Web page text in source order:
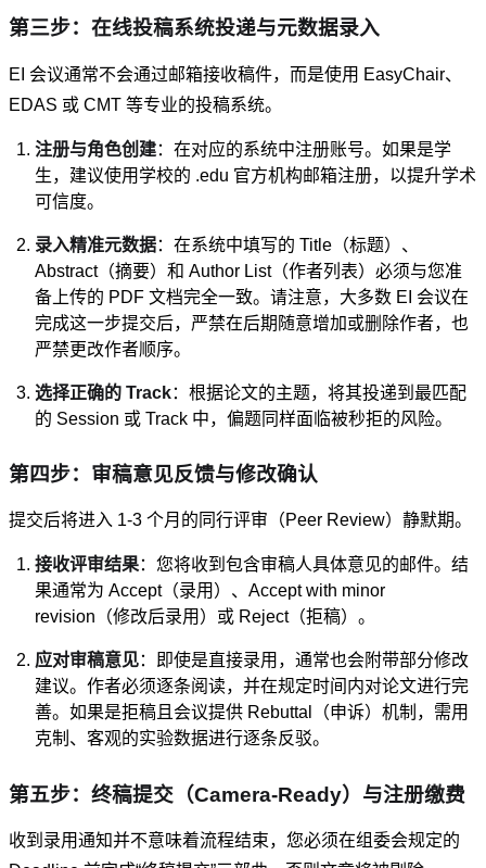
第三步：在线投稿系统投递与元数据录入
EI 会议通常不会通过邮箱接收稿件，而是使用 EasyChair、
EDAS 或 CMT 等专业的投稿系统。
注册与角色创建：在对应的系统中注册账号。如果是学
生，建议使用学校的 .edu 官方机构邮箱注册，以提升学术
可信度。
录入精准元数据：在系统中填写的 Title（标题）、
Abstract（摘要）和 Author List（作者列表）必须与您准
备上传的 PDF 文档完全一致。请注意，大多数 EI 会议在
完成这一步提交后，严禁在后期随意增加或删除作者，也
严禁更改作者顺序。
选择正确的 Track：根据论文的主题，将其投递到最匹配
的 Session 或 Track 中，偏题同样面临被秒拒的风险。
第四步：审稿意见反馈与修改确认
提交后将进入 1-3 个月的同行评审（Peer Review）静默期。
接收评审结果：您将收到包含审稿人具体意见的邮件。结
果通常为 Accept（录用）、Accept with minor
revision（修改后录用）或 Reject（拒稿）。
应对审稿意见：即使是直接录用，通常也会附带部分修改
建议。作者必须逐条阅读，并在规定时间内对论文进行完
善。如果是拒稿且会议提供 Rebuttal（申诉）机制，需用
克制、客观的实验数据进行逐条反驳。
第五步：终稿提交（Camera-Ready）与注册缴费
收到录用通知并不意味着流程结束，您必须在组委会规定的